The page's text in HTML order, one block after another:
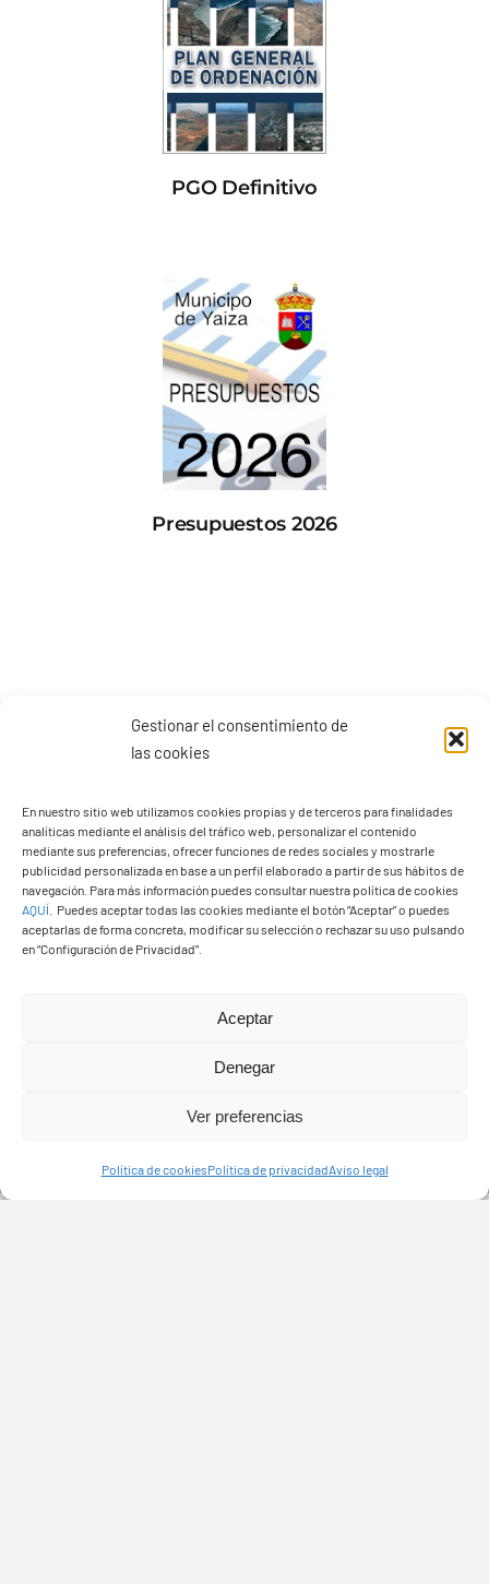
Gestionar el consentimiento de
las cookies
En nuestro sitio web utilizamos cookies propias y de terceros para finalidades
analíticas mediante el análisis del tráfico web, personalizar el contenido
mediante sus preferencias, ofrecer funciones de redes sociales y mostrarle
publicidad personalizada en base a un perfil elaborado a partir de sus hábitos de
navegación. Para más información puedes consultar nuestra política de cookies
AQUÍ
Puedes aceptar todas las cookies mediante el botón “Aceptar” o puedes
aceptarlas de forma concreta, modificar su selección o rechazar su uso pulsando
en “Configuración de Privacidad”.
Aceptar
Denegar
Ver preferencias
Política de cookiesPolítica de privacidadAviso legal
PGO Definitivo
Presupuestos 2026